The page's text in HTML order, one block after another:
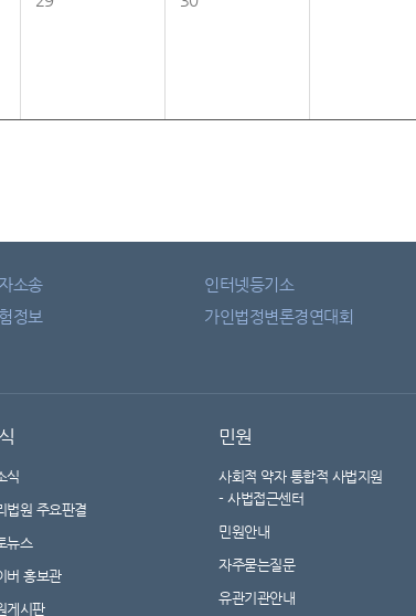
소송 인터넷등기소
정보 가인법정변론경연대회
식
법원 주요판결
뉴스
버 홍보관
게시판
민원
사회적 약자 통합적 사법지원
- 사법접근센터
민원안내
자주묻는질문
유관기관안내